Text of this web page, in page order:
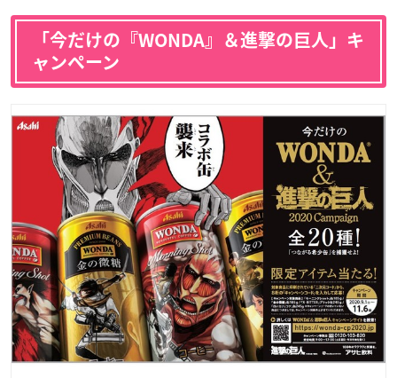
「今だけの『WONDA』＆進撃の巨人」キ
ャンペーン